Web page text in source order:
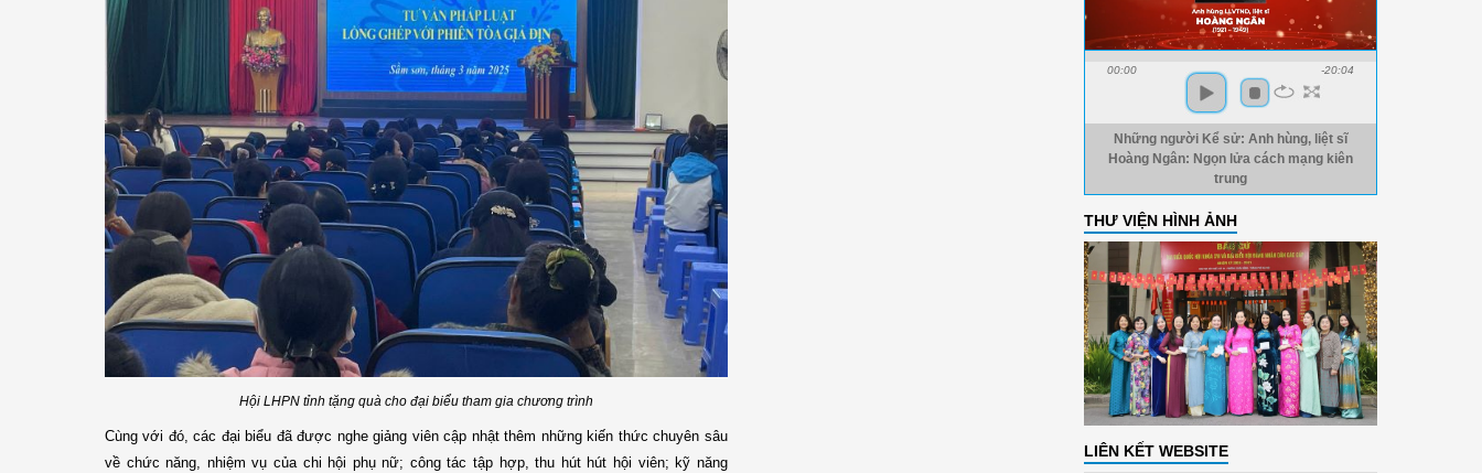
Hội LHPN tỉnh tặng quà cho đại biểu tham gia chương trình
Cùng với đó, các đại biểu đã được nghe giảng viên cập nhật thêm những kiến thức chuyên sâu
về chức năng, nhiệm vụ của chi hội phụ nữ; công tác tập hợp, thu hút hút hội viên; kỹ năng
00:00 -20:04
Những người Kể sử: Anh hùng, liệt sĩ
Hoàng Ngân: Ngọn lửa cách mạng kiên
trung
THƯ VIỆN HÌNH ẢNH
LIÊN KẾT WEBSITE